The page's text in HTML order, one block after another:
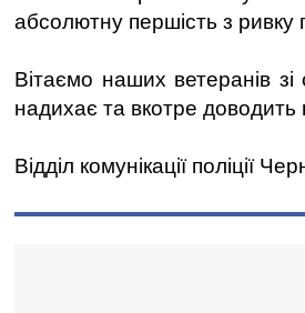
абсолютну першість з ривку
Вітаємо наших ветеранів
надихає та вкотре доводить
Відділ комунікації поліції